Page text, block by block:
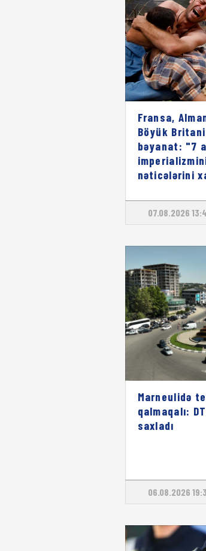
Fransa,
Böyük
bəyanat: "7
nəticələrini
07.08.2026
Marneulidə
qalmaqalı:
saxladı
06.08.2026